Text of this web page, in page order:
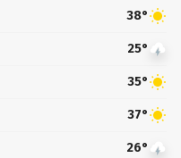
38°
25°
35°
37°
26°